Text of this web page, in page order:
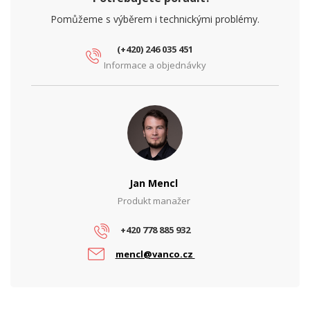
Pomůžeme s výběrem i technickými problémy.
(+420) 246 035 451
Informace a objednávky
Jan Mencl
Produkt manažer
+420 778 885 932
mencl@vanco.cz